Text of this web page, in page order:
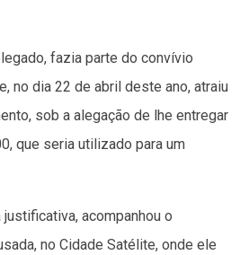
fazia parte do convívio
no dia 22 de abril deste ano, atraiu
sob a alegação de lhe entregar
que seria utilizado para um
justificativa, acompanhou o
no Cidade Satélite, onde ele